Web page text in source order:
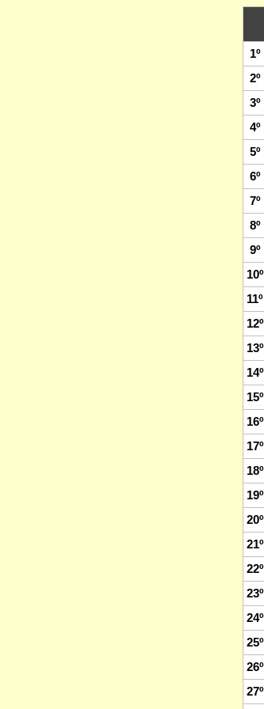
1º
2º
3º
4º
5º
6º
7º
8º
9º
10º
11º
12º
13º
14º
15º
16º
17º
18º
19º
20º
21º
22º
23º
24º
25º
26º
27º